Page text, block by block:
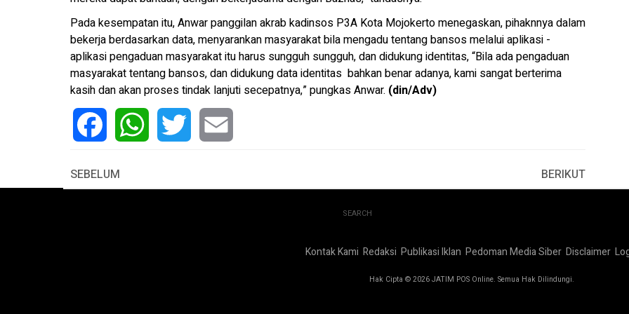
Pada kesempatan itu, Anwar panggilan akrab kadinsos P3A Kota Mojokerto menegaskan, pihaknnya dalam
bekerja berdasarkan data, menyarankan masyarakat bila mengadu tentang bansos melalui aplikasi -
aplikasi pengaduan masyarakat itu harus sungguh sungguh, dan didukung identitas, “Bila ada pengaduan
masyarakat tentang bansos, dan didukung data identitas bahkan benar adanya, kami sangat berterima
kasih dan akan proses tindak lanjuti secepatnya,” pungkas Anwar. (din/Adv)
SEBELUM
BERIKUT
SEARCH
Kontak Kami Redaksi Publikasi Iklan Pedoman Media Siber Disclaimer
Hak Cipta © 2026 JATIM POS Online. Semua Hak Dilindungi.